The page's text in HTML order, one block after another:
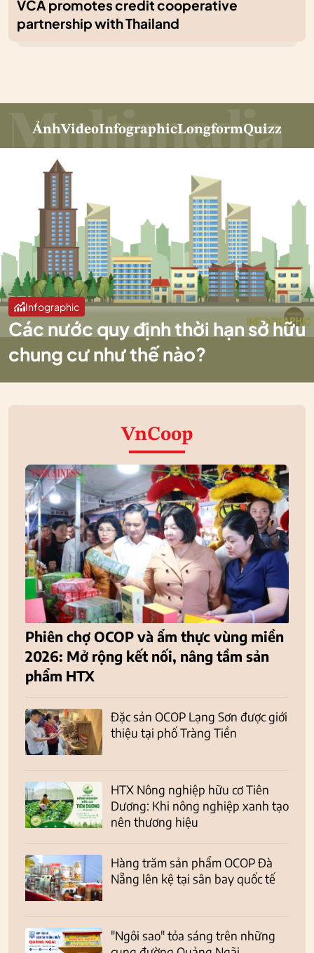
VCA promotes credit cooperative
partnership with Thailand
ẢnhVideoInfographicLongformQuizz
Infographic
Các nước quy định thời hạn sở hữu
chung cư như thế nào?
VnCoop
Phiên chợ OCOP và ẩm thực vùng miền
2026: Mở rộng kết nối, nâng tầm sản
phẩm HTX
Đặc sản OCOP Lạng Sơn được giới
thiệu tại phố Tràng Tiền
HTX Nông nghiệp hữu cơ Tiên
Dương: Khi nông nghiệp xanh tạo
nên thương hiệu
Hàng trăm sản phẩm OCOP Đà
Nẵng lên kệ tại sân bay quốc tế
"Ngôi sao" tỏa sáng trên những